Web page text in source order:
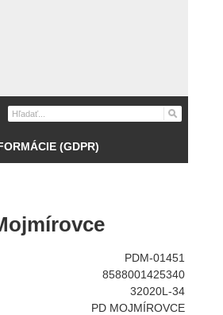
(GDPR)
PDM-01451
8588001425340
32020L-34
PD MOJMÍROVCE